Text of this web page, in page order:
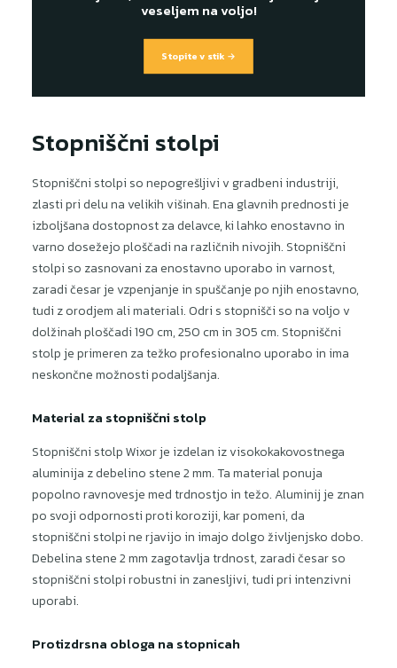
veseljem na voljo!
Stopite v stik →
Stopniščni stolpi
Stopniščni stolpi so nepogrešljivi v gradbeni industriji,
zlasti pri delu na velikih višinah. Ena glavnih prednosti je
izboljšana dostopnost za delavce, ki lahko enostavno in
varno dosežejo ploščadi na različnih nivojih. Stopniščni
stolpi so zasnovani za enostavno uporabo in varnost,
zaradi česar je vzpenjanje in spuščanje po njih enostavno,
tudi z orodjem ali materiali. Odri s stopnišči so na voljo v
dolžinah ploščadi 190 cm, 250 cm in 305 cm. Stopniščni
stolp je primeren za težko profesionalno uporabo in ima
neskončne možnosti podaljšanja.
Material za stopniščni stolp
Stopniščni stolp Wixor je izdelan iz visokokakovostnega
aluminija z debelino stene 2 mm. Ta material ponuja
popolno ravnovesje med trdnostjo in težo. Aluminij je znan
po svoji odpornosti proti koroziji, kar pomeni, da
stopniščni stolpi ne rjavijo in imajo dolgo življenjsko dobo.
Debelina stene 2 mm zagotavlja trdnost, zaradi česar so
stopniščni stolpi robustni in zanesljivi, tudi pri intenzivni
uporabi.
Protizdrsna obloga na stopnicah